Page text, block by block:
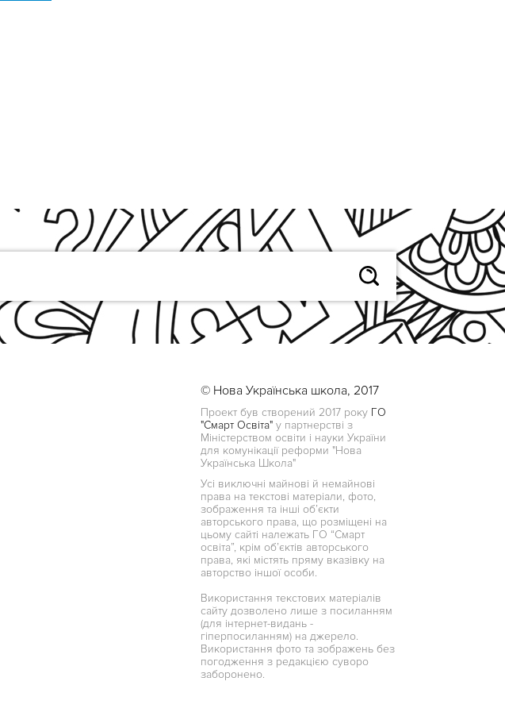
© Нова Українська школа, 2017
Проект був створений 2017 року ГО
"Смарт Освіта" у партнерстві з
Міністерством освіти і науки України
для комунікації реформи "Нова
Українська Школа"
Усі виключні майнові й немайнові
права на текстові матеріали, фото,
зображення та інші об’єкти
авторського права, що розміщені на
цьому сайті належать ГО “Смарт
освіта”, крім об’єктів авторського
права, які містять пряму вказівку на
авторство іншої особи.
Використання текстових матеріалів
сайту дозволено лише з посиланням
(для інтернет-видань -
гіперпосиланням) на джерело.
Використання фото та зображень без
погодження з редакцією суворо
заборонено.